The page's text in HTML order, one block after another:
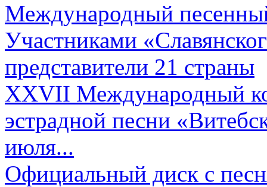
Международный
Участниками
представители 21 страны
XXVII Международный
эстрадной песни
июля...
Официальный диск с